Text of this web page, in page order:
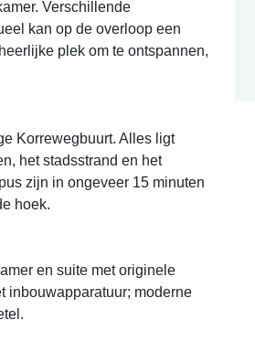
Verschillende
kan op de overloop een
plek om te ontspannen,
Korrewegbuurt. Alles ligt
het stadsstrand en het
zijn in ongeveer 15 minuten
hoek.
en suite met originele
inbouwapparatuur; moderne